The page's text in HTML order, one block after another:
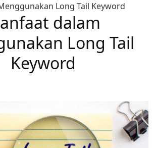
Long Tail Keyword
dalam
Long Tail
Keyword